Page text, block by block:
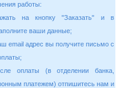
работы:
на кнопку "Заказать" и в
ваши данные;
email адрес вы получите письмо с
оплаты (в отделении банка,
платежем) отпишитесь нам и